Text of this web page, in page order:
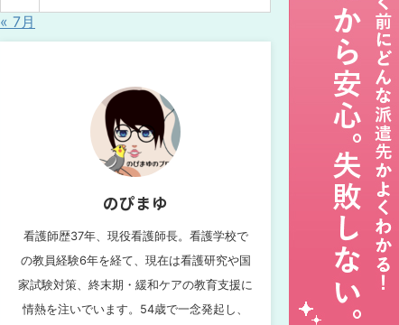
« 7月
のぴまゆ
看護師歴37年、現役看護師長。看護学校で
の教員経験6年を経て、現在は看護研究や国
家試験対策、終末期・緩和ケアの教育支援に
情熱を注いでいます。54歳で一念発起し、